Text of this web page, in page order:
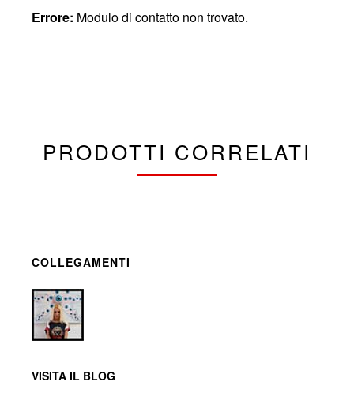
Errore: Modulo di contatto non trovato.
PRODOTTI CORRELATI
COLLEGAMENTI
VISITA IL BLOG